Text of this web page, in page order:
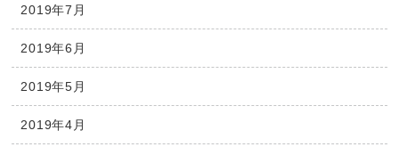
2019年7月
2019年6月
2019年5月
2019年4月